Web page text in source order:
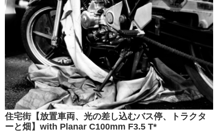
住宅街【放置車両、光の差し込むバス停、トラクタ
ーと畑】with Planar C100mm F3.5 T*